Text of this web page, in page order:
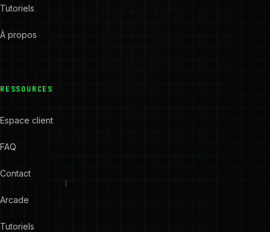
Tutoriels
À propos
RESSOURCES
Espace client
FAQ
Contact
Arcade
Tutoriels